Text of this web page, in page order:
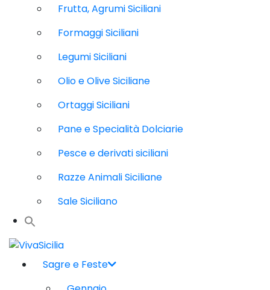
Frutta, Agrumi Siciliani
Formaggi Siciliani
Legumi Siciliani
Olio e Olive Siciliane
Ortaggi Siciliani
Pane e Specialità Dolciarie
Pesce e derivati siciliani
Razze Animali Siciliane
Sale Siciliano
Sagre e Feste